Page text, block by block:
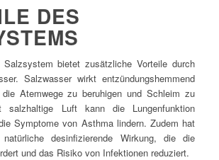
DES
bietet zusätzliche Vorteile durch
Salzwasser wirkt entzündungshemmend
Atemwege zu beruhigen und Schleim zu
salzhaltige Luft kann die Lungenfunktion
Symptome von Asthma lindern. Zudem hat
desinfizierende Wirkung, die die
und das Risiko von Infektionen reduziert.